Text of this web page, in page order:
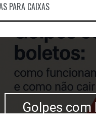
PARA CAIXAS
Golpes com